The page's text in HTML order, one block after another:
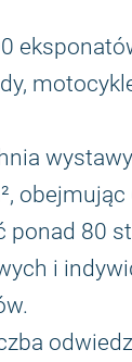
ponad 80
i